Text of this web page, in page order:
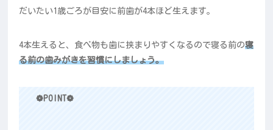
だいたい1歳ごろが目安に前歯が4本ほど生えます。
4本生えると、食べ物も歯に挟まりやすくなるので寝る前の寝
る前の歯みがきを習慣にしましょう。
❁POINT❁